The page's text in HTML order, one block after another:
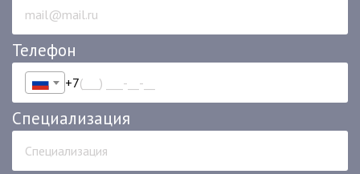
Телефон
+7
Специализация